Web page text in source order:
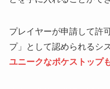
プレイヤーが申請して許
プ」として認められるシ
ユニークなポケストップ